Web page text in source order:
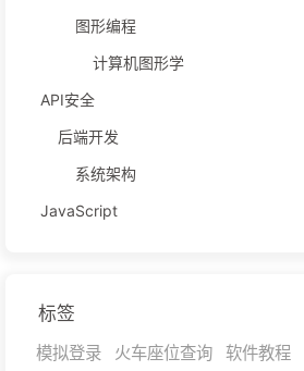
图形编程
计算机图形学
API安全
后端开发
系统架构
JavaScript
标签
模拟登录 火车座位查询 软件教程